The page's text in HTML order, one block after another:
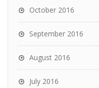
October 2016
September 2016
August 2016
July 2016